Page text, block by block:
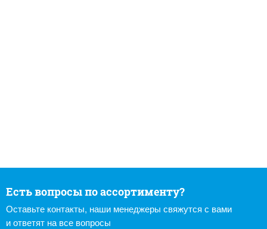
Есть вопросы по ассортименту?
Оставьте контакты, наши менеджеры свяжутся с вами
и ответят на все вопросы